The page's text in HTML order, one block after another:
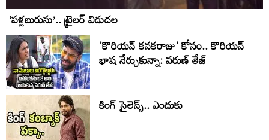
‘పళ్లబురుసు’.. ట్రైలర్ విడుదల
'కొరియన్ కనకరాజు' కోసం.. కొరియన్
భాష నేర్చుకున్నా: వరుణ్ తేజ్
కింగ్ సైలెన్స్.. ఎందుకు